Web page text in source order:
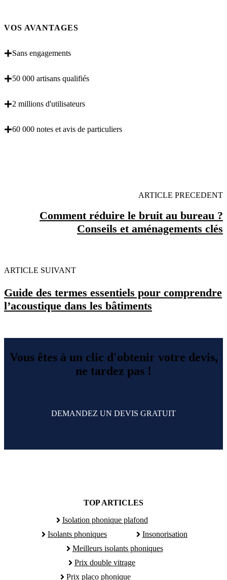
VOS AVANTAGES
Sans engagements
50 000 artisans qualifiés
2 millions d'utilisateurs
60 000 notes et avis de particuliers
ARTICLE PRECEDENT
Comment réduire le bruit au bureau ?
Conseils et aménagements clés
ARTICLE SUIVANT
Guide des termes essentiels pour comprendre
l’acoustique dans les bâtiments
Vous êtes à un clic d'obtenir votre devis,
ne tardez pas !
DEMANDEZ UN DEVIS GRATUIT
TOP ARTICLES
Isolation phonique plafond
Isolants phoniques
Insonorisation
Meilleurs isolants phoniques
Prix double vitrage
Prix placo phonique